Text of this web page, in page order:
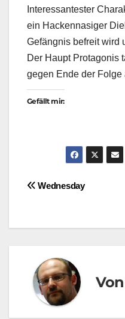
Interessantester
ein Hackennasiger
Gefängnis befreit wird
Der Haupt Protagonis
gegen Ende der Folge
Gefällt mir:
Wednesday